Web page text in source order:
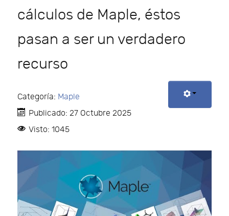
cálculos de Maple, éstos
pasan a ser un verdadero
recurso
Categoría: Maple
Publicado: 27 Octubre 2025
Visto: 1045